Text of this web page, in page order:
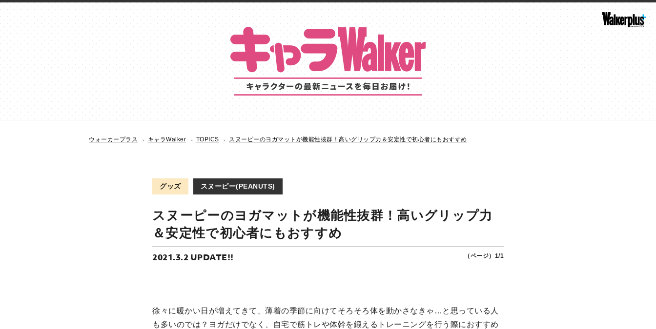
ウォーカープラス キャラWalker TOPICS スヌーピーのヨガマットが機能性抜群！高いグリップ力＆安定性で初心者にもおすすめ
グッズ スヌーピー(PEANUTS)
スヌーピーのヨガマットが機能性抜群！高いグリップ力
＆安定性で初心者にもおすすめ
2021.3.2 UPDATE!! （ページ）1/1
徐々に暖かい日が増えてきて、薄着の季節に向けてそろそろ体を動かさなきゃ…と思っている人
も多いのでは？ヨガだけでなく、自宅で筋トレや体幹を鍛えるトレーニングを行う際におすすめ